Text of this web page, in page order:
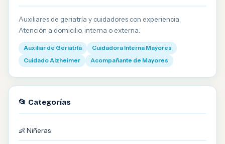
Auxiliares de geriatría y cuidadores con experiencia.
Atención a domicilio, interna o externa.
Auxiliar de Geriatría
Cuidadora Interna Mayores
Cuidado Alzheimer
Acompañante de Mayores
📂 Categorías
👶 Niñeras